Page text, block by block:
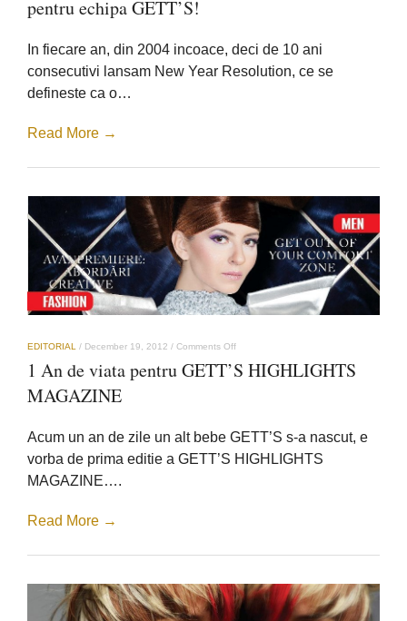
si
proiecte
pentru echipa GETT’S!
In fiecare an, din 2004 incoace, deci de 10 ani
consecutivi lansam New Year Resolution, ce se
defineste ca o…
Read More →
EDITORIAL / December 19, 2012 / Comments Offon
An
HIGHLIGHTS
MAGAZINE
1 An de viata pentru GETT’S HIGHLIGHTS
MAGAZINE
Acum un an de zile un alt bebe GETT’S s-a nascut, e
vorba de prima editie a GETT’S HIGHLIGHTS
MAGAZINE….
Read More →